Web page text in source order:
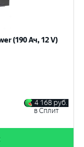
(190 Ач, 12 V)
4 168 руб.
в Сплит